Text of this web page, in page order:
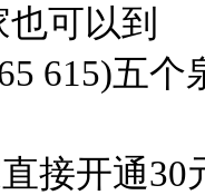
可以到
615)五
接开通30